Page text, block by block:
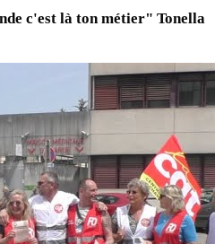
c'est là ton métier" Tonella